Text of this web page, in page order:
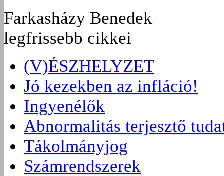
Farkasházy Benedek
legfrissebb cikkei
(V)ÉSZHELYZET
Jó kezekben az infláció!
Ingyenélők
Abnormalitás terjesztő
Tákolmányjog
Számrendszerek